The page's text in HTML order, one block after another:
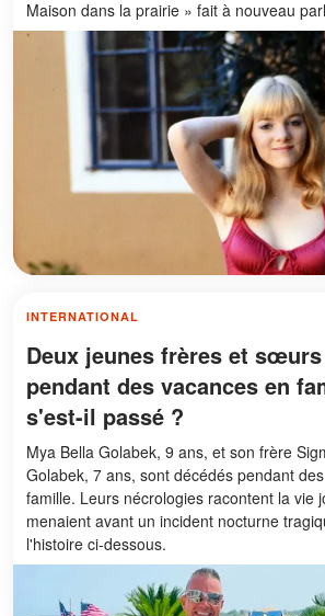
Maison dans la prairie » fait à nouveau
INTERNATIONAL
Deux jeunes frères et
pendant des vacances en
s'est-il passé ?
Mya Bella Golabek, 9 ans, et son frère
Golabek, 7 ans, sont décédés pendant
famille. Leurs nécrologies racontent la vie
menaient avant un incident nocturne
l'histoire ci-dessous.